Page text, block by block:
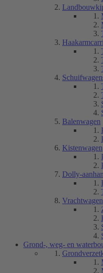
Balenwagen
Kistenwagen
Dolly-
Grond-, weg- en